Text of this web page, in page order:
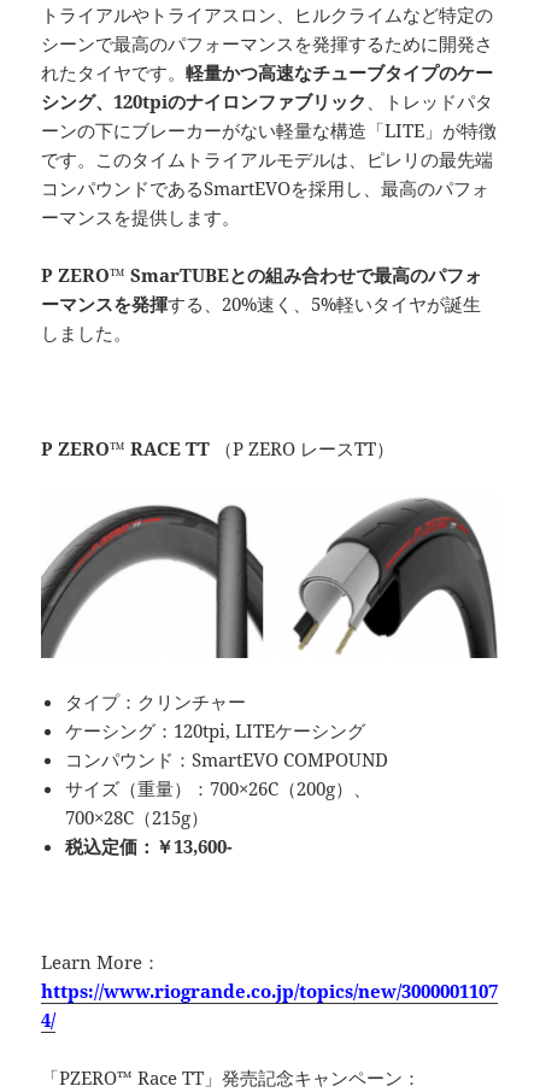
トライアルやトライアスロン、ヒルクライムなど特定の
シーンで最高のパフォーマンスを発揮するために開発さ
れたタイヤです。軽量かつ高速なチューブタイプのケー
シング、120tpiのナイロンファブリック 、トレッドパタ
ーンの下にブレーカーがない軽量な構造「LITE」が特徴
です。このタイムトライアルモデルは、ピレリの最先端
コンパウンドであるSmartEVOを採用し、最高のパフォ
ーマンスを提供します。
P ZERO™ SmarTUBEとの組み合わせで最高のパフォ
ーマンスを発揮する、20%速く、5%軽いタイヤが誕生
しました。
P ZERO™ RACE TT （P ZERO レースTT）
タイプ：クリンチャー
ケーシング：120tpi, LITEケーシング
コンパウンド：SmartEVO COMPOUND
サイズ（重量）：700×26C（200g）、
700×28C（215g）
税込定価：￥13,600-
Learn More：
https://www.riogrande.co.jp/topics/new/3000001107
4/
「PZERO™ Race TT」発売記念キャンペーン：